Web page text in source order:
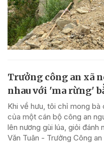
Trưởng công an xã
nhau với 'ma rừng'
Khi về hưu, tôi chỉ mong bà
của một cán bộ công an
lên nương gùi lúa, giỏi đánh
Văn Tuân - Trưởng Công